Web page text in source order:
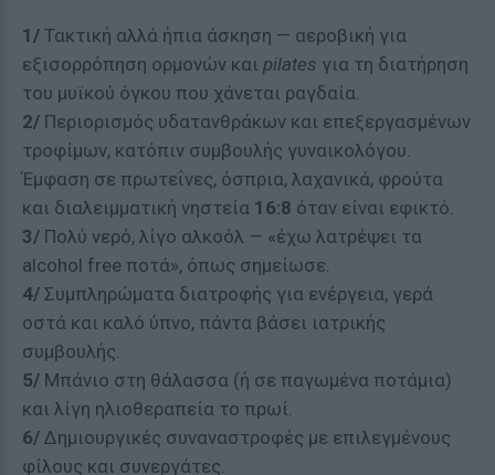
1/ Τακτική αλλά ήπια άσκηση — αεροβική για
εξισορρόπηση ορμονών και pilates για τη διατήρηση
του μυϊκού όγκου που χάνεται ραγδαία.
2/ Περιορισμός υδατανθράκων και επεξεργασμένων
τροφίμων, κατόπιν συμβουλής γυναικολόγου.
Έμφαση σε πρωτεΐνες, όσπρια, λαχανικά, φρούτα
και διαλειμματική νηστεία 16:8 όταν είναι εφικτό.
3/ Πολύ νερό, λίγο αλκοόλ — «έχω λατρέψει τα
alcohol free ποτά», όπως σημείωσε.
4/ Συμπληρώματα διατροφής για ενέργεια, γερά
οστά και καλό ύπνο, πάντα βάσει ιατρικής
συμβουλής.
5/ Μπάνιο στη θάλασσα (ή σε παγωμένα ποτάμια)
και λίγη ηλιοθεραπεία το πρωί.
6/ Δημιουργικές συναναστροφές με επιλεγμένους
φίλους και συνεργάτες.